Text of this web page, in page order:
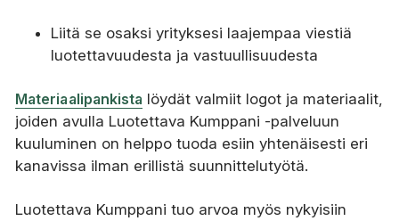
Liitä se osaksi yrityksesi laajempaa viestiä
luotettavuudesta ja vastuullisuudesta
Materiaalipankista löydät valmiit logot ja materiaalit,
joiden avulla Luotettava Kumppani -palveluun
kuuluminen on helppo tuoda esiin yhtenäisesti eri
kanavissa ilman erillistä suunnittelutyötä.
Luotettava Kumppani tuo arvoa myös nykyisiin